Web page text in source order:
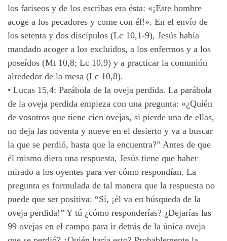
los fariseos y de los escribas era ésta: «¡Este hombre
acoge a los pecadores y come con él!». En el envío de
los setenta y dos discípulos (Lc 10,1-9), Jesús había
mandado acoger a los excluidos, a los enfermos y a los
poseídos (Mt 10,8; Lc 10,9) y a practicar la comunión
alrededor de la mesa (Lc 10,8).
• Lucas 15,4: Parábola de la oveja perdida. La parábola
de la oveja perdida empieza con una pregunta: «¿Quién
de vosotros que tiene cien ovejas, si pierde una de ellas,
no deja las noventa y nueve en el desierto y va a buscar
la que se perdió, hasta que la encuentra?” Antes de que
él mismo diera una respuesta, Jesús tiene que haber
mirado a los oyentes para ver cómo respondían. La
pregunta es formulada de tal manera que la respuesta no
puede que ser positiva: “Sí, ¡él va en búsqueda de la
oveja perdida!” Y tú ¿cómo responderías? ¿Dejarías las
99 ovejas en el campo para ir detrás de la única oveja